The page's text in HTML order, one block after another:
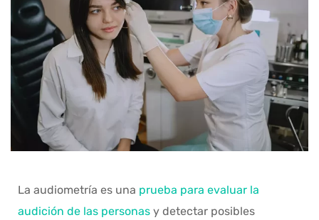
La audiometría es una prueba para evaluar la
audición de las personas y detectar posibles